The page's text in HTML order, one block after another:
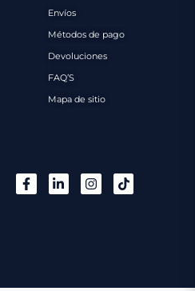
Envíos
Métodos de pago
Devoluciones
FAQ’S
Mapa de sitio